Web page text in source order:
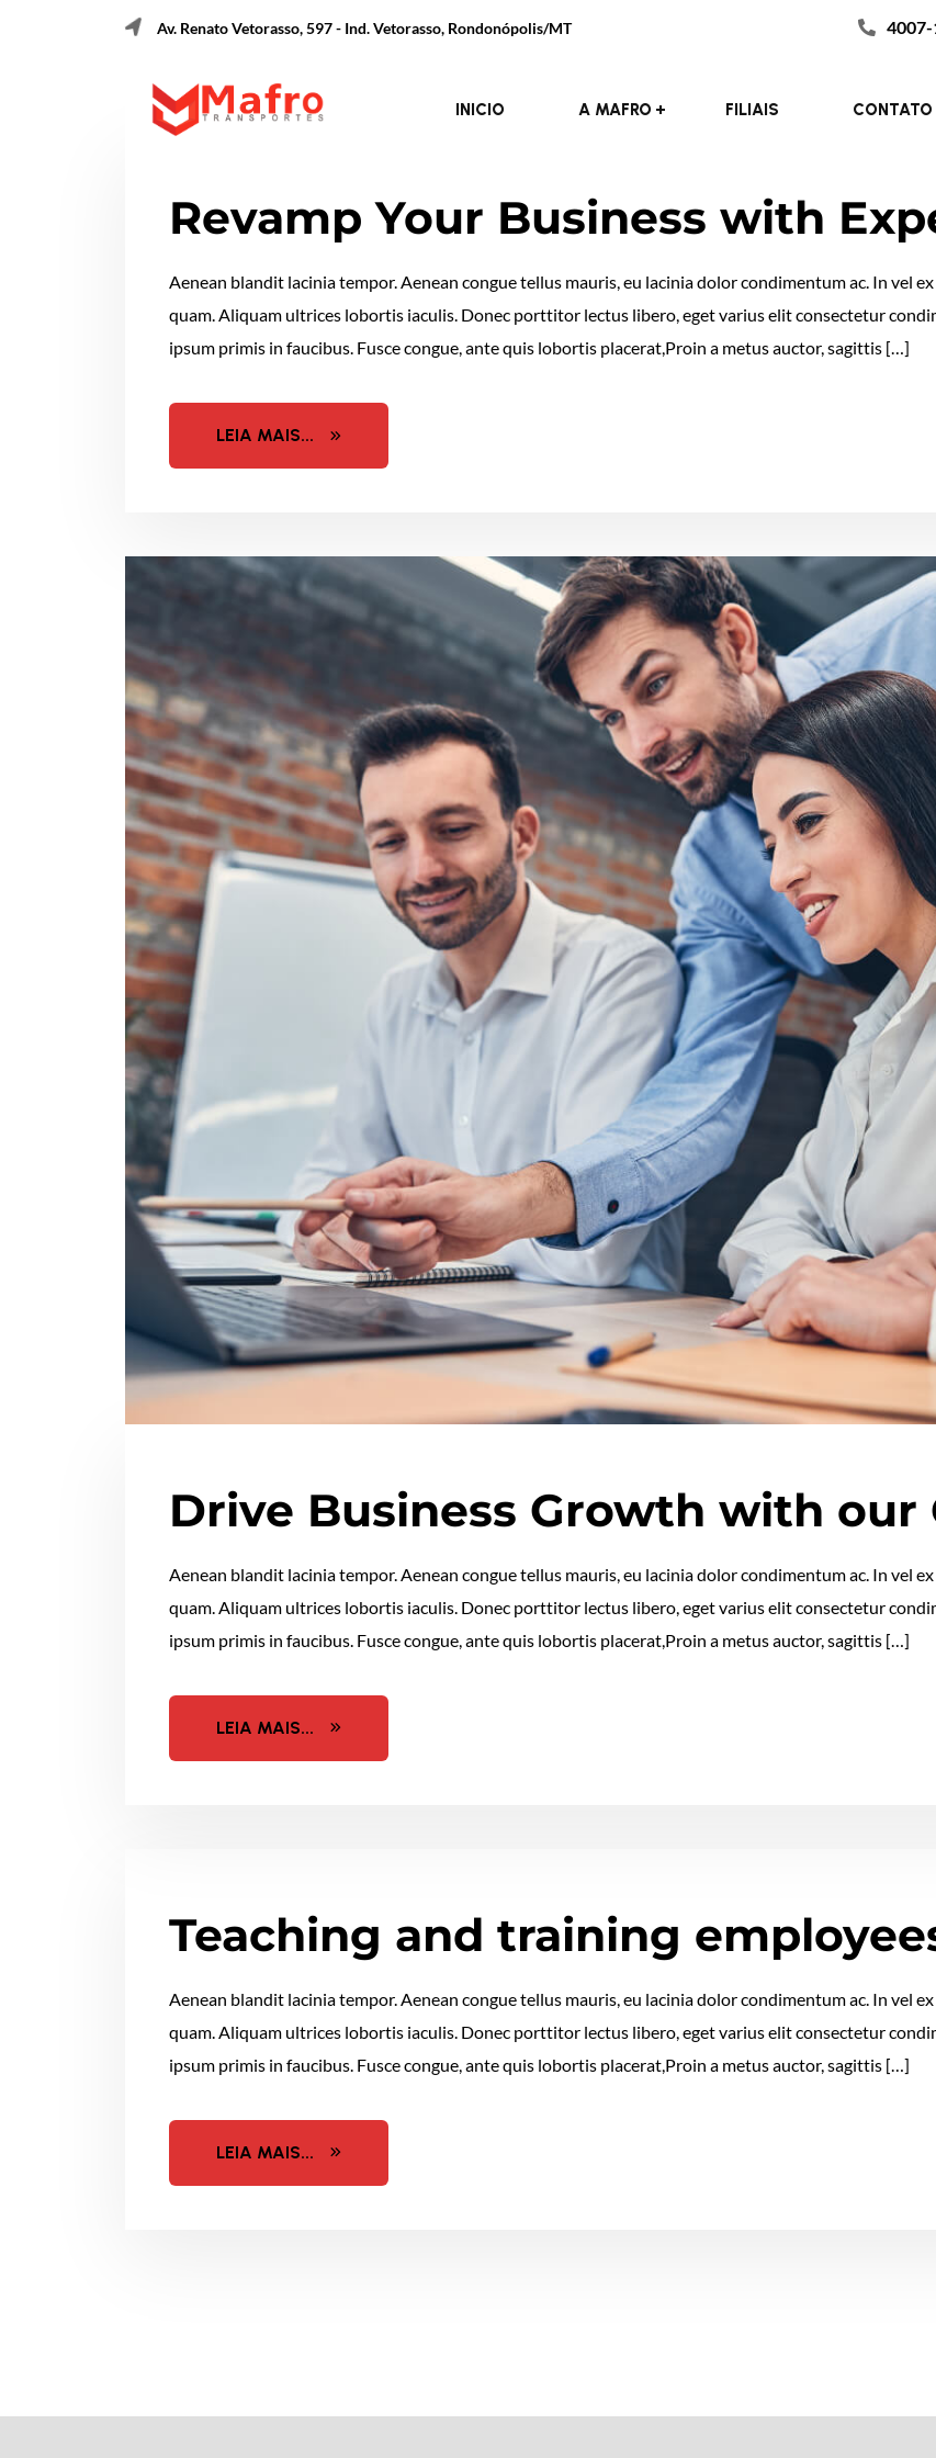
Av. Renato Vetorasso, 597 - Ind. Vetorasso, Rondonópolis/MT
INICIO A MAFRO FILIAIS CONTATO
Revamp Your Business with
Aenean blandit lacinia tempor. Aenean congue tellus mauris, eu lacinia dolor condimentum ac. In vel
quam. Aliquam ultrices lobortis iaculis. Donec porttitor lectus libero, eget varius elit consectetur
ipsum primis in faucibus. Fusce congue, ante quis lobortis placerat,Proin a metus auctor, sagittis […]
LEIA MAIS...
Drive Business Growth with our
Aenean blandit lacinia tempor. Aenean congue tellus mauris, eu lacinia dolor condimentum ac. In vel
quam. Aliquam ultrices lobortis iaculis. Donec porttitor lectus libero, eget varius elit consectetur
ipsum primis in faucibus. Fusce congue, ante quis lobortis placerat,Proin a metus auctor, sagittis […]
LEIA MAIS...
Teaching and training
Aenean blandit lacinia tempor. Aenean congue tellus mauris, eu lacinia dolor condimentum ac. In vel
quam. Aliquam ultrices lobortis iaculis. Donec porttitor lectus libero, eget varius elit consectetur
ipsum primis in faucibus. Fusce congue, ante quis lobortis placerat,Proin a metus auctor, sagittis […]
LEIA MAIS...